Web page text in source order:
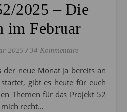
2025 – Die
im Februar
2025 / 34 Kommentare
gibt es heute für euch
Themen für das Projekt 52
mich recht…